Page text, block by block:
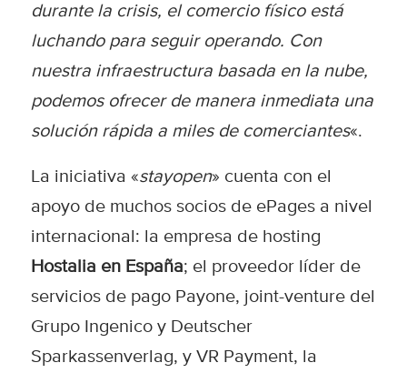
durante la crisis, el comercio físico está
luchando para seguir operando. Con
nuestra infraestructura basada en la nube,
podemos ofrecer de manera inmediata una
solución rápida a miles de comerciantes«.
La iniciativa «stayopen» cuenta con el
apoyo de muchos socios de ePages a nivel
internacional: la empresa de hosting
Hostalia en España; el proveedor líder de
servicios de pago Payone, joint-venture del
Grupo Ingenico y Deutscher
Sparkassenverlag, y VR Payment, la